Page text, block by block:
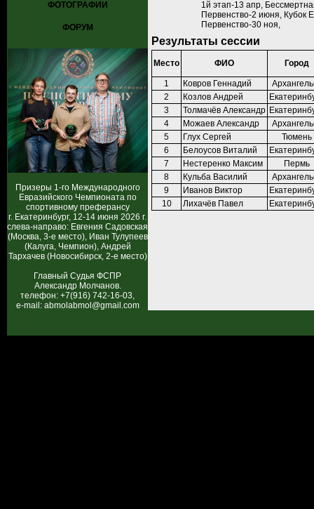
ФОТОГРАФИИ
ФОРУМ
Призеры 1-го Международного
Евразийского Чемпионата по
спортивному преферансу
г. Екатеринбург, 12-14 июня 2026 г.
слева-направо: Евгения Садовская
(Москва, 3-е место), Иван Тулупеев
(Калуга, Чемпион), Андрей
Тархачев (Новосибирск, 2-е место)
Главный Судья ФСПР
Александр Молчанов.
телефон: +7(916) 742-16-03,
e-mail: abmolabmol@gmail.com
1й этап-13 апр,
Первенство-2 июня, Кубок
Первенство-30 ноя,
Результаты сессии
Место ФИО Город
1 Ковров Геннадий
2
Козлов Андрей
3
Толмачёв Александр
4
Можаев Александр
5
Глух Сергей
Тюмень
6
Белоусов Виталий
7
Нестеренко Максим
Пермь
8
Кульба Василий
9
Иванов Виктор
10
Лихачёв Павел